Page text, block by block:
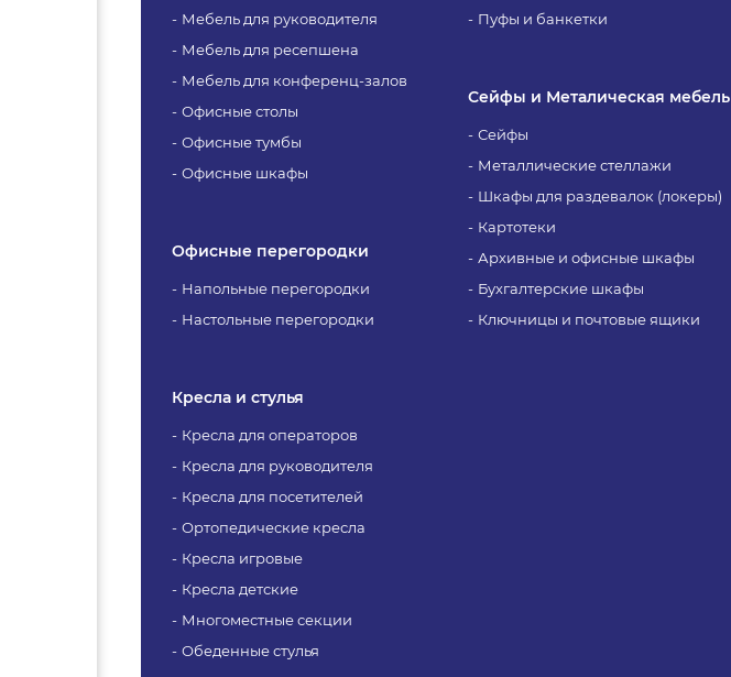
Мебель для руководителя
Мебель для ресепшена
Мебель для конференц-залов
Офисные столы
Офисные тумбы
Офисные шкафы
Офисные перегородки
Напольные перегородки
Настольные перегородки
Кресла и стулья
Кресла для операторов
Кресла для руководителя
Кресла для посетителей
Ортопедические кресла
Кресла игровые
Кресла детские
Многоместные секции
Обеденные стулья
Пуфы и банкетки
Сейфы и Металическая мебель
Сейфы
Металлические стеллажи
Шкафы для раздевалок (локеры)
Картотеки
Архивные и офисные шкафы
Бухгалтерские шкафы
Ключницы и почтовые ящики